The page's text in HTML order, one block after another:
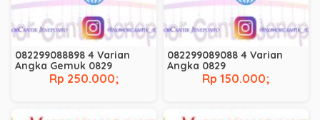
082299088898 4 Varian
Angka Gemuk 0829
Rp 250.000;
082299089088 4 Varian
Angka 0829
Rp 150.000;